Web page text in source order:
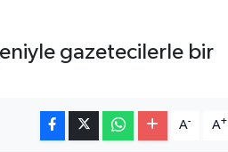
gazetecilerle bir
A- A+